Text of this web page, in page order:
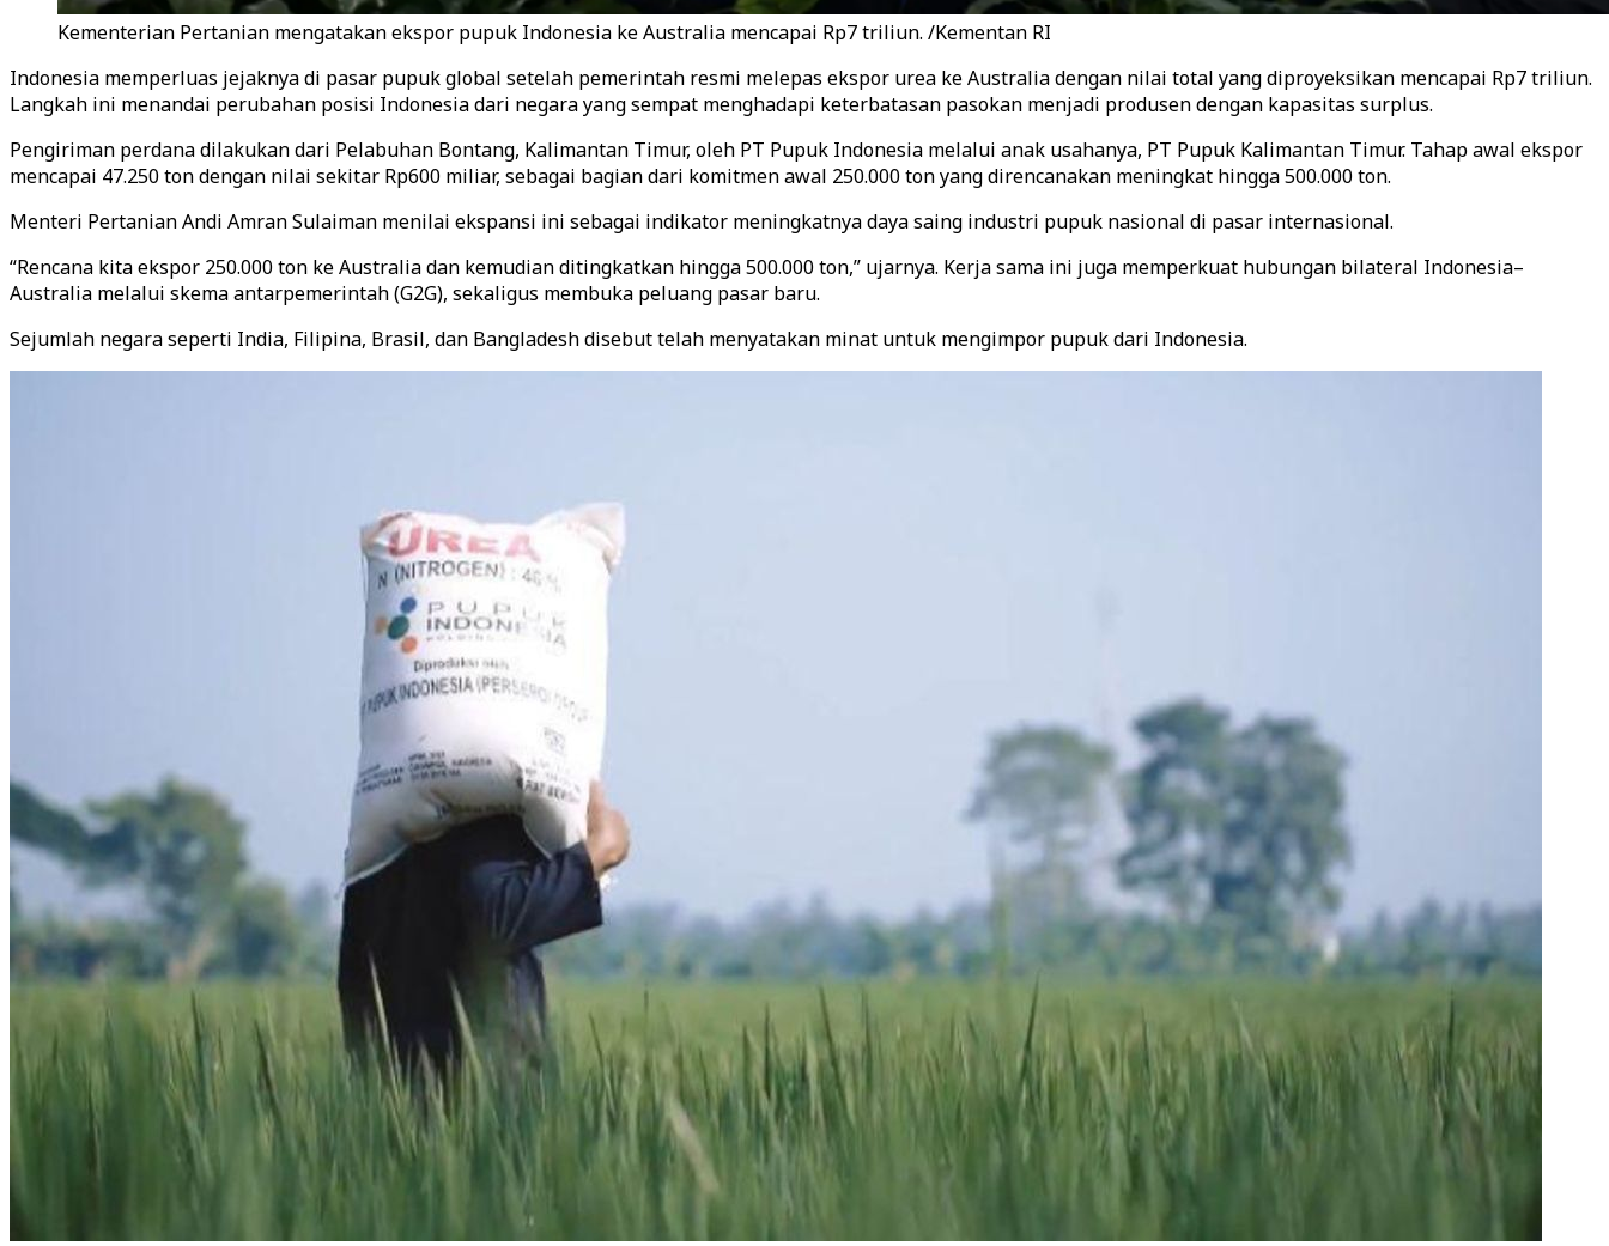
Kementerian Pertanian mengatakan ekspor pupuk Indonesia ke Australia mencapai Rp7 triliun. /Kementan RI
Indonesia memperluas jejaknya di pasar pupuk global setelah pemerintah resmi melepas ekspor urea ke Australia dengan nilai total yang diproyeksikan mencapai Rp7 triliun.
Langkah ini menandai perubahan posisi Indonesia dari negara yang sempat menghadapi keterbatasan pasokan menjadi produsen dengan kapasitas surplus.
Pengiriman perdana dilakukan dari Pelabuhan Bontang, Kalimantan Timur, oleh PT Pupuk Indonesia melalui anak usahanya, PT Pupuk Kalimantan Timur. Tahap awal ekspor
mencapai 47.250 ton dengan nilai sekitar Rp600 miliar, sebagai bagian dari komitmen awal 250.000 ton yang direncanakan meningkat hingga 500.000 ton.
Menteri Pertanian Andi Amran Sulaiman menilai ekspansi ini sebagai indikator meningkatnya daya saing industri pupuk nasional di pasar internasional.
“Rencana kita ekspor 250.000 ton ke Australia dan kemudian ditingkatkan hingga 500.000 ton,” ujarnya. Kerja sama ini juga memperkuat hubungan bilateral Indonesia–
Australia melalui skema antarpemerintah (G2G), sekaligus membuka peluang pasar baru.
Sejumlah negara seperti India, Filipina, Brasil, dan Bangladesh disebut telah menyatakan minat untuk mengimpor pupuk dari Indonesia.